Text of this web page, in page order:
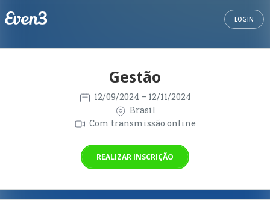
LOGIN
Gestão
12/09/2024 – 12/11/2024
Brasil
Com transmissão online
REALIZAR INSCRIÇÃO